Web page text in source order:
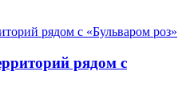
рядом с